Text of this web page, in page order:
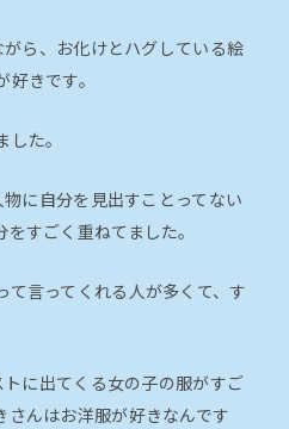
ら、お化けとハグしている絵
きです。
た。
に自分を見出すことってない
すごく重ねてました。
て言ってくれる人が多くて、す
に出てくる女の子の服がすご
さんはお洋服が好きなんです